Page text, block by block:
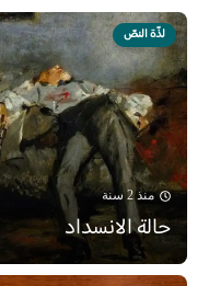
لذّة النصّ
منذ 2 سنة
حالة الانسداد